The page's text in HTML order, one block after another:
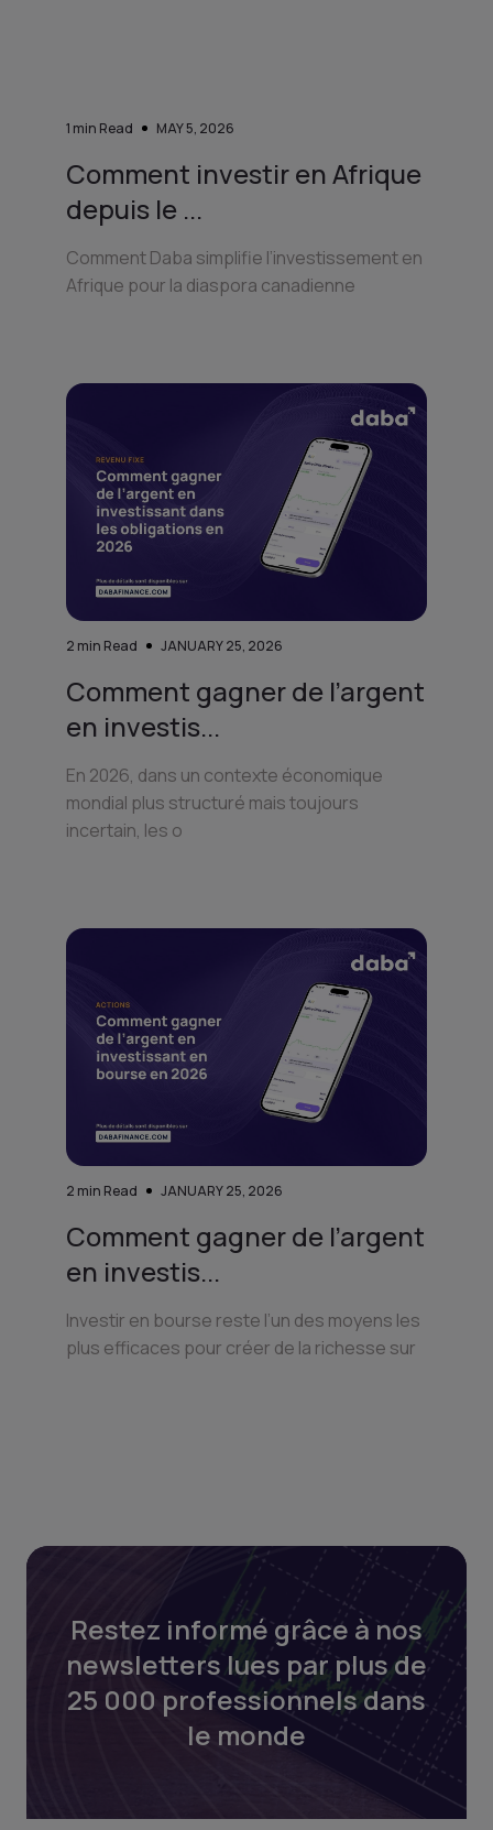
1 min Read MAY 5, 2026
Comment investir en Afrique
depuis le ...
Comment Daba simplifie l’investissement en
Afrique pour la diaspora canadienne
2 min Read JANUARY 25, 2026
Comment gagner de l’argent
en investis...
En 2026, dans un contexte économique
mondial plus structuré mais toujours
incertain, les o
2 min Read JANUARY 25, 2026
Comment gagner de l’argent
en investis...
Investir en bourse reste l’un des moyens les
plus efficaces pour créer de la richesse sur
Restez informé grâce à nos
newsletters lues par plus de
25 000 professionnels dans
le monde